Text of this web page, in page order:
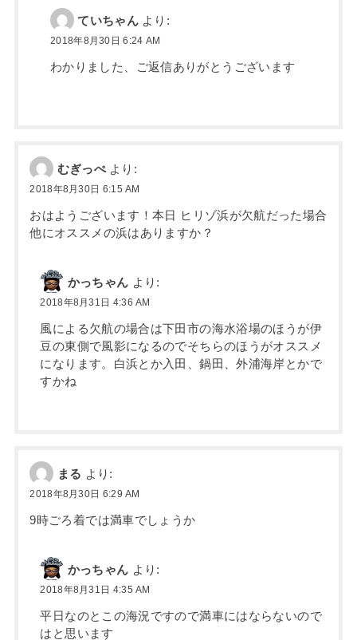
ていちゃん より:
2018年8月30日 6:24 AM
わかりました、ご返信ありがとうございます
むぎっぺ より:
2018年8月30日 6:15 AM
おはようございます！本日 ヒリゾ浜が欠航だった場合
他にオススメの浜はありますか？
かっちゃん より:
2018年8月31日 4:36 AM
風による欠航の場合は下田市の海水浴場のほうが伊
豆の東側で風影になるのでそちらのほうがオススメ
になります。白浜とか入田、鍋田、外浦海岸とかで
すかね
まる より:
2018年8月30日 6:29 AM
9時ごろ着では満車でしょうか
かっちゃん より:
2018年8月31日 4:35 AM
平日なのとこの海況ですので満車にはならないので
はと思います